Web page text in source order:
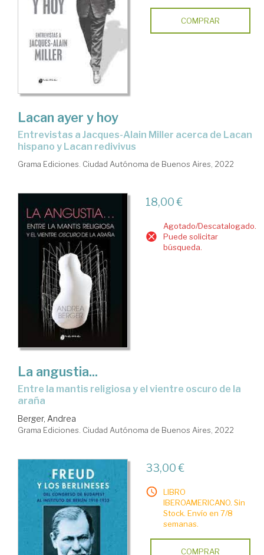
COMPRAR
Lacan ayer y hoy
entrevistas a Jacques-Alain Miller acerca de Lacan
hispano y Lacan redivivus
Grama Ediciones. Ciudad Autónoma de Buenos Aires, 2022
18,00 €
Agotado/Descatalogado.
Puede solicitar
búsqueda.
La angustia...
entre la mantis religiosa y el vientre oscuro de la
araña
Berger, Andrea
Grama Ediciones. Ciudad Autónoma de Buenos Aires, 2022
33,00 €
LIBRO
IBEROAMERICANO. Sin
Stock. Envío en 7/8
semanas.
COMPRAR